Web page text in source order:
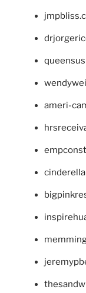
ameri-